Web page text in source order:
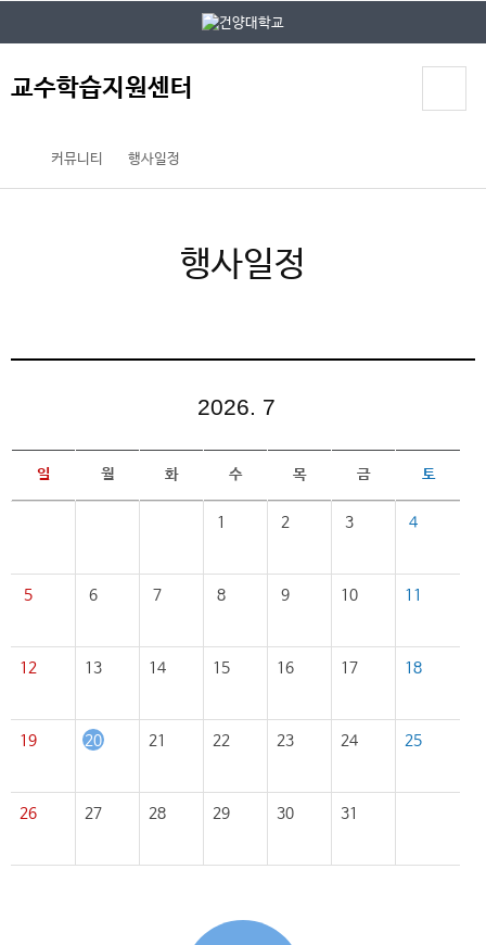
교수학습지원센터
커뮤니티 행사일정
행사일정
2026. 7
일 월 화 수 목 금 토
1 2 3 4
5 6 7 8 9 10 11
12 13 14 15 16 17 18
19 20 21 22 23 24 25
26 27 28 29 30 31